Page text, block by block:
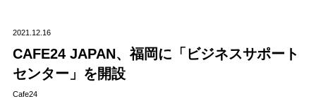
2021.12.16
CAFE24 JAPAN、福岡に「ビジネスサポート
センター」を開設
Cafe24